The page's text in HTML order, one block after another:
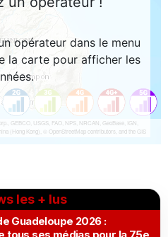
les + lus
Guadeloupe 2026 :